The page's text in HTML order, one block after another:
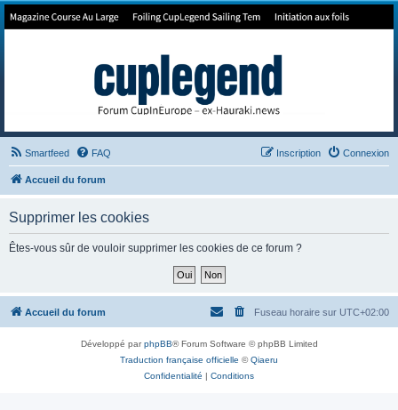
Forum de Cup In Europe
Smartfeed FAQ Connexion
Inscription
Accueil du forum
Supprimer les cookies
Êtes-vous sûr de vouloir supprimer les cookies de ce forum ?
Accueil du forum Fuseau horaire sur UTC+02:00
Développé parphpBB® Forum Software © phpBB Limited
Traduction française officielle ©Qiaeru
Confidentialité
Conditions